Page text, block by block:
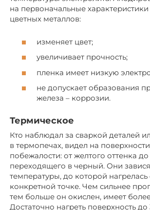
на первоначальные характеристики
цветных металлов:
изменяет цвет;
увеличивает прочность;
пленка имеет низкую
не допускает образования
железа – коррозии.
Термическое
Кто наблюдал за сваркой деталей
в термопечах, видел на
побежалости: от желтого оттенка
переходящего в черный. Они
температуры, до которой нагрелась
конкретной точке. Чем сильнее
тем больше он окислен, имеет
Достаточно нагреть поверхность до